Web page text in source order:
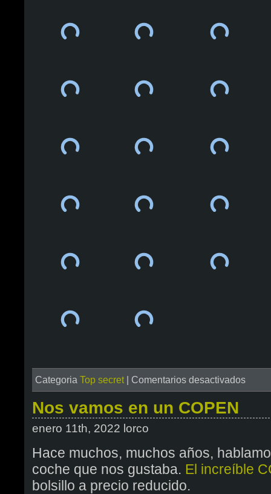
Categoria Top secret | Comentarios desactivados
Nos vamos en un COPEN
enero 11th, 2022 lorco
Hace muchos, muchos años,
coche que nos gustaba. El increíble
bolsillo a precio reducido.